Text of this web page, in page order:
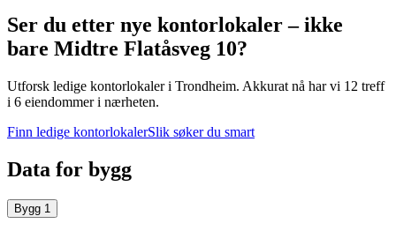
Ser du etter nye kontorlokaler – ikke
bare Midtre Flatåsveg 10?
Utforsk ledige kontorlokaler i Trondheim. Akkurat nå har vi 12 treff
i 6 eiendommer i nærheten.
Finn ledige kontorlokalerSlik søker du smart
Data for bygg
Bygg 1